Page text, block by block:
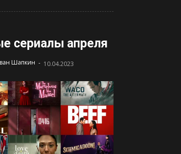
сериалы апреля
Шапкин - 10.04.2023